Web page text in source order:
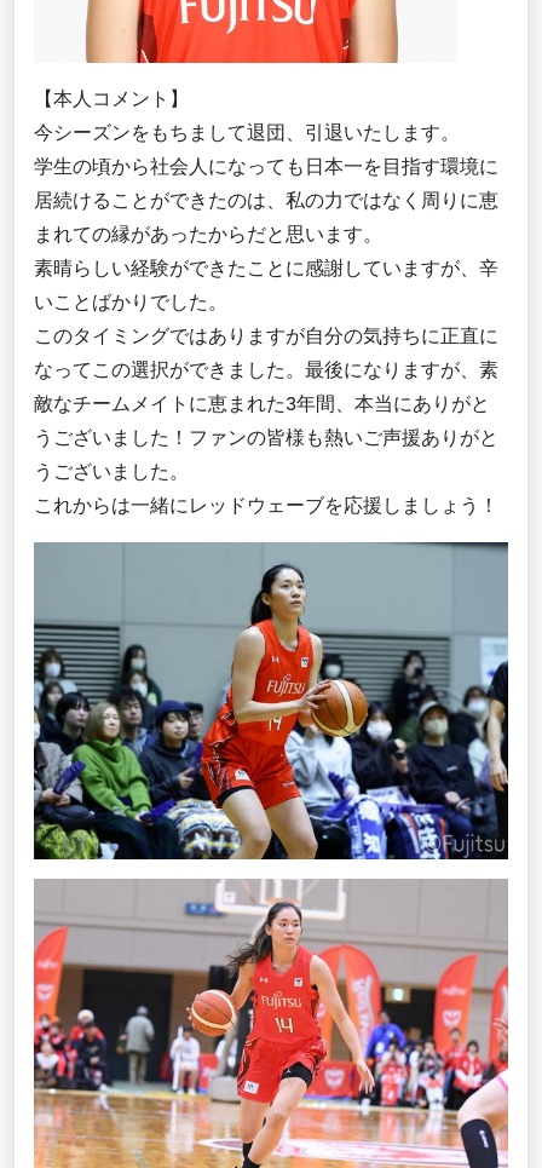
【本人コメント】
今シーズンをもちまして退団、引退いたします。
学生の頃から社会人になっても日本一を目指す環境に
居続けることができたのは、私の力ではなく周りに恵
まれての縁があったからだと思います。
素晴らしい経験ができたことに感謝していますが、辛
いことばかりでした。
このタイミングではありますが自分の気持ちに正直に
なってこの選択ができました。最後になりますが、素
敵なチームメイトに恵まれた3年間、本当にありがと
うございました！ファンの皆様も熱いご声援ありがと
うございました。
これからは一緒にレッドウェーブを応援しましょう！